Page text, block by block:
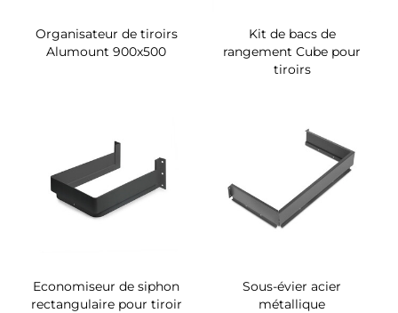
Organisateur de tiroirs
Alumount 900x500
Kit de bacs de
rangement Cube pour
tiroirs
Economiseur de siphon
rectangulaire pour tiroir
Sous-évier acier
métallique